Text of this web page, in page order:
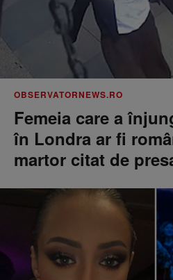
OBSERVATORNEWS.RO
Femeia care a
în Londra ar fi
martor citat de